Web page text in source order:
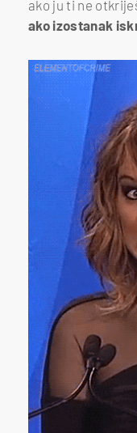
ako ju ti ne
ako izostanak